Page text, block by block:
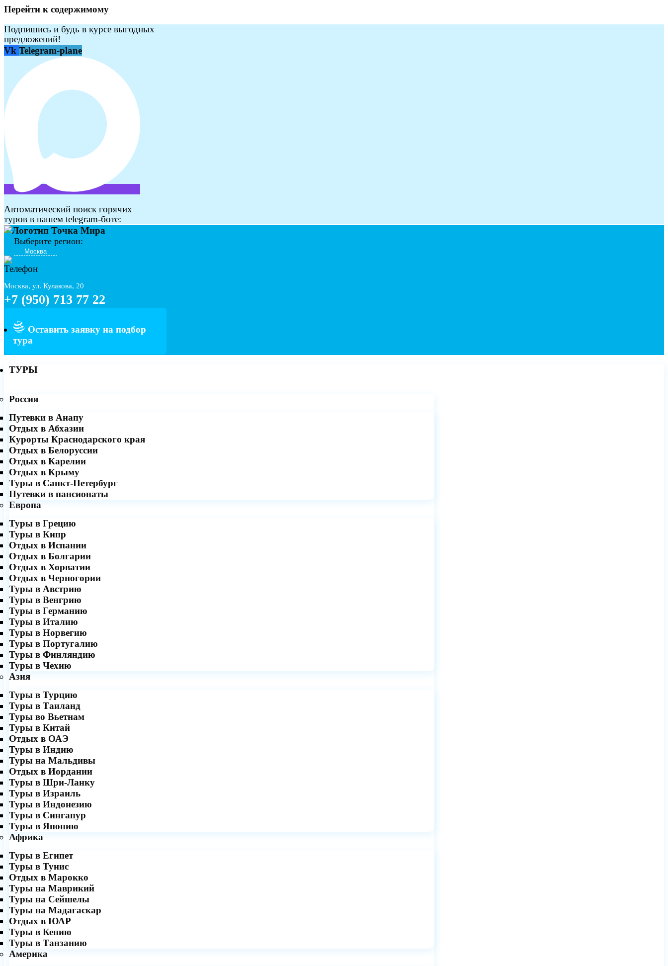
Перейти к содержимому
Подпишись и будь в курсе выгодных
предложений!
Vk Telegram-plane
Автоматический поиск горячих
туров в нашем telegram-боте:
Выберите регион:
Москва, ул. Кулакова, 20
+7 (950) 713 77 22
Оставить заявку на подбор
тура
ТУРЫ
Россия
Путевки в Анапу
Отдых в Абхазии
Курорты Краснодарского края
Отдых в Белоруссии
Отдых в Карелии
Отдых в Крыму
Туры в Санкт-Петербург
Путевки в пансионаты
Европа
Туры в Грецию
Туры в Кипр
Отдых в Испании
Отдых в Болгарии
Отдых в Хорватии
Отдых в Черногории
Туры в Австрию
Туры в Венгрию
Туры в Германию
Туры в Италию
Туры в Норвегию
Туры в Португалию
Туры в Финляндию
Туры в Чехию
Азия
Туры в Турцию
Туры в Таиланд
Туры во Вьетнам
Туры в Китай
Отдых в ОАЭ
Туры в Индию
Туры на Мальдивы
Отдых в Иордании
Туры в Шри-Ланку
Туры в Израиль
Туры в Индонезию
Туры в Сингапур
Туры в Японию
Африка
Туры в Египет
Туры в Тунис
Отдых в Марокко
Туры на Маврикий
Туры на Сейшелы
Туры на Мадагаскар
Отдых в ЮАР
Туры в Кению
Туры в Танзанию
Америка